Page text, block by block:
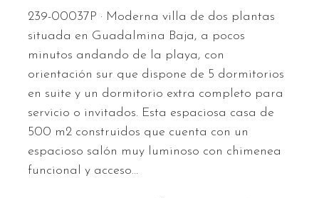
239-00037P · Moderna villa de dos plantas
situada en Guadalmina Baja, a pocos
minutos andando de la playa, con
orientación sur que dispone de 5 dormitorios
en suite y un dormitorio extra completo para
servicio o invitados. Esta espaciosa casa de
500 m2 construidos que cuenta con un
espacioso salón muy luminoso con chimenea
funcional y acceso…